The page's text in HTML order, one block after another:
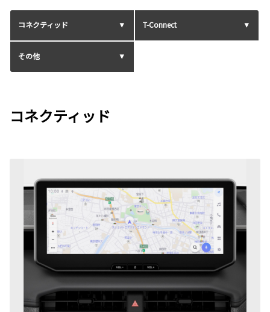
コネクティッド T-Connect
その他
コネクティッド